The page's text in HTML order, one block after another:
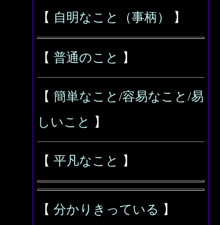
【 自明なこと（事柄） 】
【 普通のこと 】
【 簡単なこと/容易なこと/易
しいこと
】
【 平凡なこと 】
【 分かりきっている 】